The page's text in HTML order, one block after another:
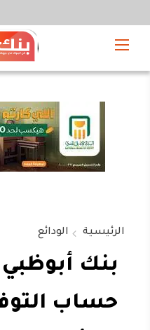
الرئيسية الودائع
بنك أبوظبي
حساب